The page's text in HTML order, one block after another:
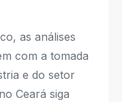
as análises
com a tomada
e do setor
Ceará siga